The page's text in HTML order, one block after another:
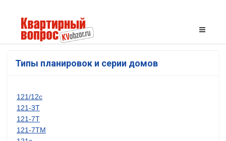
Типы планировок и серии домов
121/12с
121-3Т
121-7Т
121-7ТМ